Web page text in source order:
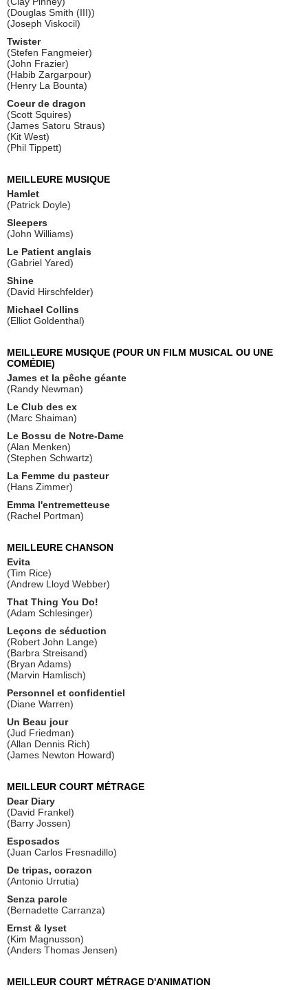
(Douglas Smith (III))
(Joseph Viskocil)
Twister
(Stefen Fangmeier)
(John Frazier)
(Habib Zargarpour)
(Henry La Bounta)
Coeur de dragon
(Scott Squires)
(James Satoru Straus)
(Kit West)
(Phil Tippett)
MEILLEURE MUSIQUE
Hamlet
(Patrick Doyle)
Sleepers
(John Williams)
Le Patient anglais
(Gabriel Yared)
Shine
(David Hirschfelder)
Michael Collins
(Elliot Goldenthal)
MEILLEURE MUSIQUE (POUR UN FILM MUSICAL OU UNE
COMÉDIE)
James et la pêche géante
(Randy Newman)
Le Club des ex
(Marc Shaiman)
Le Bossu de Notre-Dame
(Alan Menken)
(Stephen Schwartz)
La Femme du pasteur
(Hans Zimmer)
Emma l'entremetteuse
(Rachel Portman)
MEILLEURE CHANSON
Evita
(Tim Rice)
(Andrew Lloyd Webber)
That Thing You Do!
(Adam Schlesinger)
Leçons de séduction
(Robert John Lange)
(Barbra Streisand)
(Bryan Adams)
(Marvin Hamlisch)
Personnel et confidentiel
(Diane Warren)
Un Beau jour
(Jud Friedman)
(Allan Dennis Rich)
(James Newton Howard)
MEILLEUR COURT MÉTRAGE
Dear Diary
(David Frankel)
(Barry Jossen)
Esposados
(Juan Carlos Fresnadillo)
De tripas, corazon
(Antonio Urrutia)
Senza parole
(Bernadette Carranza)
Ernst & lyset
(Kim Magnusson)
(Anders Thomas Jensen)
MEILLEUR COURT MÉTRAGE D'ANIMATION